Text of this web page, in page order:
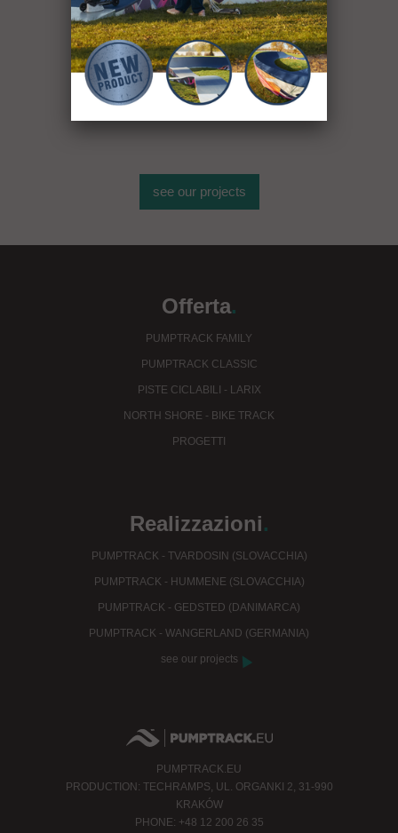
Oltre 400
see our projects
Offerta.
PUMPTRACK FAMILY
PUMPTRACK CLASSIC
PISTE CICLABILI - LARIX
NORTH SHORE - BIKE TRACK
PROGETTI
Realizzazioni.
PUMPTRACK - TVARDOSIN (SLOVACCHIA)
PUMPTRACK - HUMMENE (SLOVACCHIA)
PUMPTRACK - GEDSTED (DANIMARCA)
PUMPTRACK - WANGERLAND (GERMANIA)
see our projects
PUMPTRACK.EU
PRODUCTION: TECHRAMPS, UL. ORGANKI 2, 31-990
KRAKÓW
PHONE: +48 12 200 26 35